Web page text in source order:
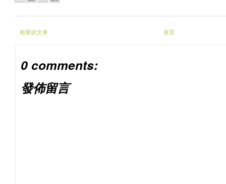
較新的文章 首頁
0 comments:
發佈留言